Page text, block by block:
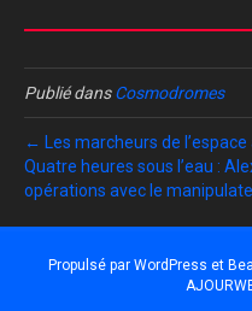
Publié dansCosmodromes
← Les marcheurs de
Quatre heures sous l’eau :
opérations avec le
Propulsé par WordPress et